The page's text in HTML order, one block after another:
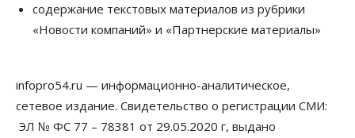
Новосибирской области, но режима ЧС не будет
07 Августа 2026, 10:00
выстраивают системы защиты от атак БПЛА
07 Августа 2026, 09:00
содержание текстовых материалов из рубрики
«Новости компаний» и «Партнерские материалы»
infopro54.ru — информационно-аналитическое,
сетевое издание. Свидетельство о регистрации СМИ:
ЭЛ № ФС 77 – 78381 от 29.05.2020 г, выдано